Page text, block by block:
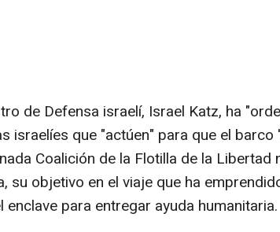
de Defensa israelí, Israel Katz, ha
israelíes que "actúen" para que el barco
Coalición de la Flotilla de la Libertad
su objetivo en el viaje que ha
enclave para entregar ayuda humanitaria.